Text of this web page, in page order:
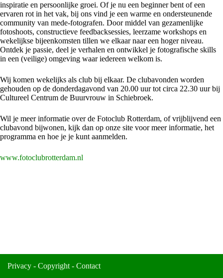
inspiratie en persoonlijke groei. Of je nu een beginner bent of een
ervaren rot in het vak, bij ons vind je een warme en ondersteunende
community van mede-fotografen. Door middel van gezamenlijke
fotoshoots, constructieve feedbacksessies, leerzame workshops en
wekelijkse bijeenkomsten tillen we elkaar naar een hoger niveau.
Ontdek je passie, deel je verhalen en ontwikkel je fotografische skills
in een (veilige) omgeving waar iedereen welkom is.
Wij komen wekelijks als club bij elkaar. De clubavonden worden
gehouden op de donderdagavond van 20.00 uur tot circa 22.30 uur bij
Cultureel Centrum de Buurvrouw in Schiebroek.
Wil je meer informatie over de Fotoclub Rotterdam, of vrijblijvend een
clubavond bijwonen, kijk dan op onze site voor meer informatie, het
programma en hoe je je kunt aanmelden.
www.fotoclubrotterdam.nl
Privacy - Copyright - Contact